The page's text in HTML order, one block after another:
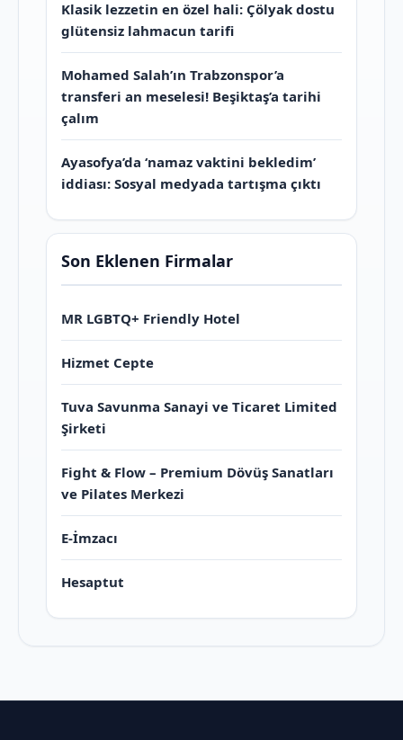
Klasik lezzetin en özel hali: Çölyak dostu
glütensiz lahmacun tarifi
Mohamed Salah’ın Trabzonspor’a
transferi an meselesi! Beşiktaş’a tarihi
çalım
Ayasofya’da ‘namaz vaktini bekledim’
iddiası: Sosyal medyada tartışma çıktı
Son Eklenen Firmalar
MR LGBTQ+ Friendly Hotel
Hizmet Cepte
Tuva Savunma Sanayi ve Ticaret Limited
Şirketi
Fight & Flow – Premium Dövüş Sanatları
ve Pilates Merkezi
E-İmzacı
Hesaptut